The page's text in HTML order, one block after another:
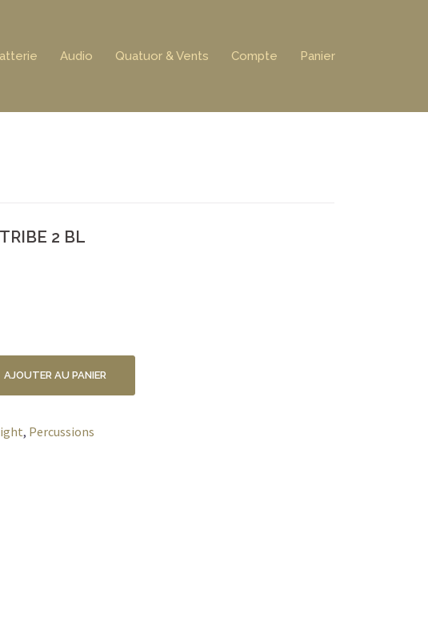
Audio Quatuor & Vents Compte Panier
2 BL
AJOUTER AU PANIER
, Percussions